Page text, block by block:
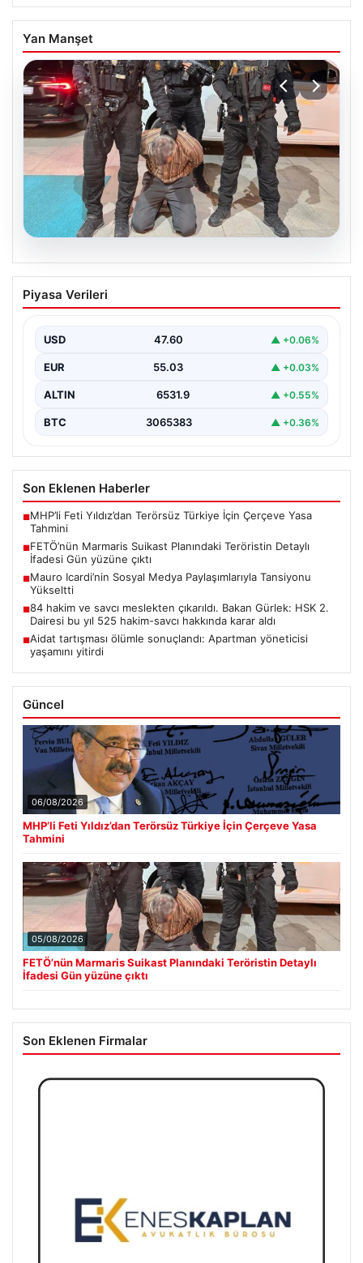
Yan Manşet
05.08.2026
FETÖ’nün Marmaris Suikast Planındaki
Teröristin Detaylı İfadesi Gün yüzüne
15 Temmuz 2016 darbe girişimi sırasında
planlanan suikast girişiminin…
Piyasa Verileri
USD 47.60 ▲ +0.06%
EUR 55.03 ▲ +0.03%
ALTIN 6531.9 ▲ +0.55%
BTC 3065383 ▲ +0.36%
Son Eklenen Haberler
■MHP’li Feti Yıldız’dan Terörsüz Türkiye İçin Çerçeve Yasa
Tahmini
■FETÖ’nün Marmaris Suikast Planındaki Teröristin Detaylı
İfadesi Gün yüzüne çıktı
■Mauro Icardi’nin Sosyal Medya Paylaşımlarıyla Tansiyonu
Yükseltti
■84 hakim ve savcı meslekten çıkarıldı. Bakan Gürlek: HSK 2.
Dairesi bu yıl 525 hakim-savcı hakkında karar aldı
■Aidat tartışması ölümle sonuçlandı: Apartman yöneticisi
yaşamını yitirdi
Güncel
06/08/2026
MHP’li Feti Yıldız’dan Terörsüz Türkiye İçin Çerçeve Yasa
Tahmini
05/08/2026
FETÖ’nün Marmaris Suikast Planındaki Teröristin Detaylı
İfadesi Gün yüzüne çıktı
Son Eklenen Firmalar